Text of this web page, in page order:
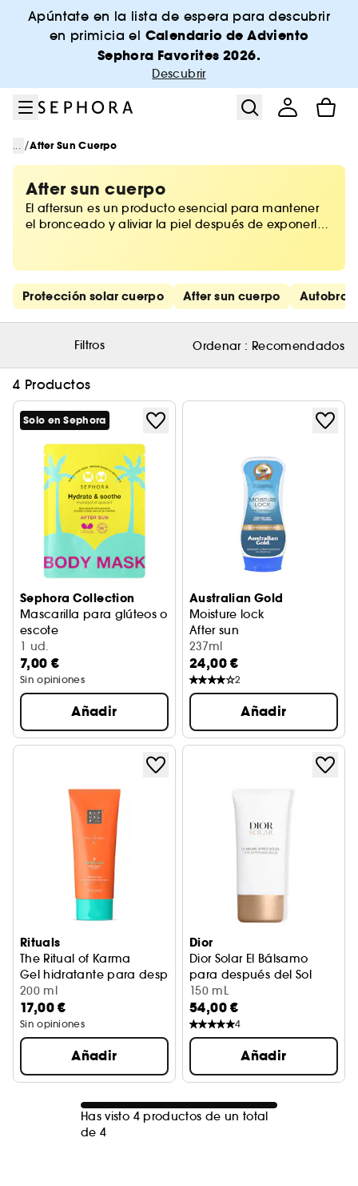
Ir al menú
Ir al contenido principal
Ir al pie de página
Apúntate en la lista de espera para descubrir
en primicia el Calendario de Adviento
Sephora Favorites 2026.
Descubrir
... /After Sun Cuerpo
After sun cuerpo
El aftersun es un producto esencial para mantener
el bronceado y aliviar la piel después de exponerla
el bronceado, previenen el envejecimiento de la
piel y la rehidratan de forma profunda. ¡Encuentra
en Sephora una selección de cremas para después
del sol efectivas y perfectas para aplicarse
Saltar los enlaces rápidos
Protección solar cuerpo After sun cuerpo
Filtros Ordenar : Recomendados
4 Productos
Solo en Sephora
Sephora Collection
Mascarilla para glúteos o
escote
Mascarilla corporal after sun
1 ud.
7,00 €
Sin opiniones
Añadir
Australian Gold
Moisture lock
After sun
237ml
24,00 €
2
Añadir
Rituals
The Ritual of Karma
Gel hidratante para después del sol
200 ml
17,00 €
Sin opiniones
Añadir
Dior
Dior Solar El Bálsamo
para después del Sol
Tratamiento hidratante
150 mL
54,00 €
4
Añadir
Has visto 4 productos de un total
de 4